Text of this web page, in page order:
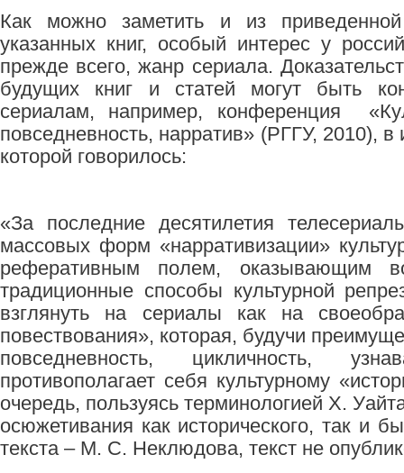
Как можно заметить и из
указанных книг, особый интерес у
прежде всего, жанр сериала.
будущих книг и статей могут быть
сериалам, например, конференция
повседневность, нарратив» (РГГУ, 2010),
которой говорилось:
«За последние десятилетия
массовых форм «нарративизации»
реферативным полем, оказывающим
традиционные способы культурной
взглянуть на сериалы как на
повествования», которая, будучи
повседневность, цикличность,
противополагает себя культурному
очередь, пользуясь терминологией Х.
осюжетивания как исторического, так и
текста – М. С. Неклюдова, текст не